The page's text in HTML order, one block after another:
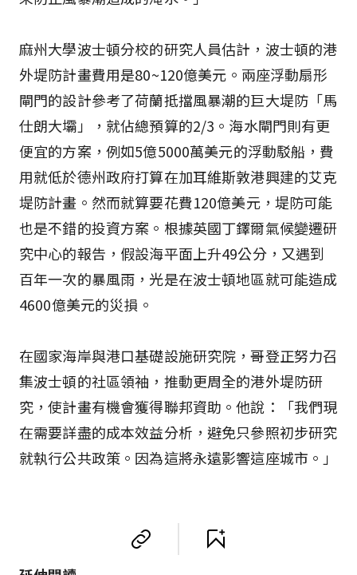
麻州大學波士頓分校的研究人員估計，波士頓的港
外堤防計畫費用是80~120億美元。兩座浮動扇形
閘門的設計參考了荷蘭抵擋風暴潮的巨大堤防「馬
仕朗大壩」，就佔總預算的2/3。海水閘門則有更
便宜的方案，例如5億5000萬美元的浮動駁船，費
用就低於德州政府打算在加耳維斯敦港興建的艾克
堤防計畫。然而就算要花費120億美元，堤防可能
也是不錯的投資方案。根據英國丁鐸爾氣候變遷研
究中心的報告，假設海平面上升49公分，又遇到
百年一次的暴風雨，光是在波士頓地區就可能造成
4600億美元的災損。
在國家海岸與港口基礎設施研究院，哥登正努力召
集波士頓的社區領袖，推動更周全的港外堤防研
究，使計畫有機會獲得聯邦資助。他說：「我們現
在需要詳盡的成本效益分析，避免只參照初步研究
就執行公共政策。因為這將永遠影響這座城市。」